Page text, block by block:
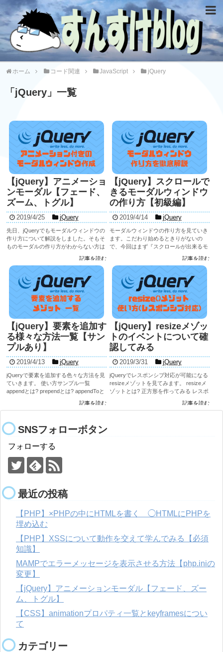
ホーム コード関連 JavaScript jQuery
「 jQuery 」 一覧
【jQuery】アニメーショ
ンモーダル【フェード、
ズーム、トグル】
2019/4/25 jQuery
先日、jQueryでもモーダルウィンドウの
作り方について解説をしました。そもそ
ものモーダルの作り方がわからない方は
くなります。 今回はモーダルが現れると
き、モーダルを閉じるときにアニメーシ
ョンをつけていく処...
記事を読む
【jQuery】スクロールで
きるモーダルウィンドウ
の作り方【初級編】
2019/4/14 jQuery
モーダルウィンドウの作り方を見ていき
ます。こだわり始めるときりがないの
で、今回はまず『スクロールが出来るモ
めてサンプルを用意しておくのでご利用
ください。 仕様を考えてみる そもそも
モーダルとは? ...
記事を読む
【jQuery】要素を追加す
る様々な方法一覧【サン
プルあり】
2019/4/13 jQuery
jQueryで要素を追加する色々な方法を見
ていきます。 使い方サンプル一覧
appendとは? prependとは? appendToと
記事を読む
【jQuery】resizeメゾッ
トのイベントについて確
認してみる
2019/3/31 jQuery
jQueryでレスポンシブ対応が可能になる
resizeメゾットを見てみます。 resizeメ
ゾットとは? 正方形を作ってみる レスポ
は? まずはresizeメゾットの文法...
記事を読む
SNSフォローボタン
フォローする
最近の投稿
【PHP】×PHPの中にHTMLを書く ◯HTMLにPHPを
埋め込む
【PHP】XSSについて動作を交えて学んでみる【必須
知識】
MAMPでエラーメッセージを表示させる方法【php.iniの
変更】
【jQuery】アニメーションモーダル【フェード、ズー
ム、トグル】
【CSS】animationプロパティ一覧とkeyframesについ
て
カテゴリー